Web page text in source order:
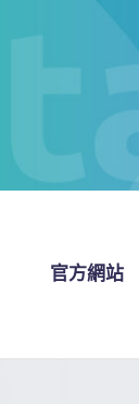
官方網站